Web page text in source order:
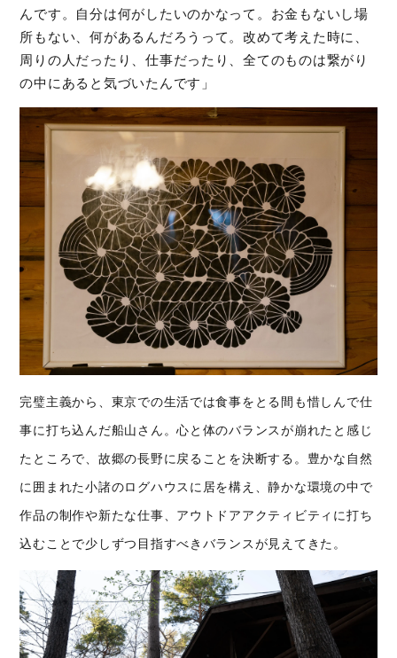
んです。自分は何がしたいのかなって。お金もないし場
所もない、何があるんだろうって。改めて考えた時に、
周りの人だったり、仕事だったり、全てのものは繋がり
の中にあると気づいたんです」
完璧主義から、東京での生活では食事をとる間も惜しんで仕
事に打ち込んだ船山さん。心と体のバランスが崩れたと感じ
たところで、故郷の長野に戻ることを決断する。豊かな自然
に囲まれた小諸のログハウスに居を構え、静かな環境の中で
作品の制作や新たな仕事、アウトドアアクティビティに打ち
込むことで少しずつ目指すべきバランスが見えてきた。